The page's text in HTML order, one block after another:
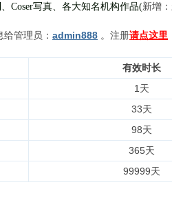
Coser写真、各大知名机构作品(新增
管理员： admin888 。注册请点这里
有效时长
1天
33天
98天
365天
99999天